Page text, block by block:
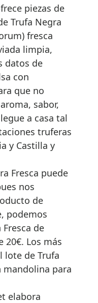
Trufa Negra
fresca
limpia,
datos de
con
que no
sabor,
a casa tal
truferas
y Castilla y
Fresca puede
nos
de
podemos
de
20€. Los más
lote de Trufa
mandolina para
elabora